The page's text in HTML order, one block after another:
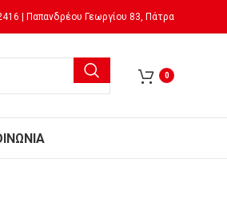
| Παπανδρέου Γεωργίου 83, Πάτρα
0